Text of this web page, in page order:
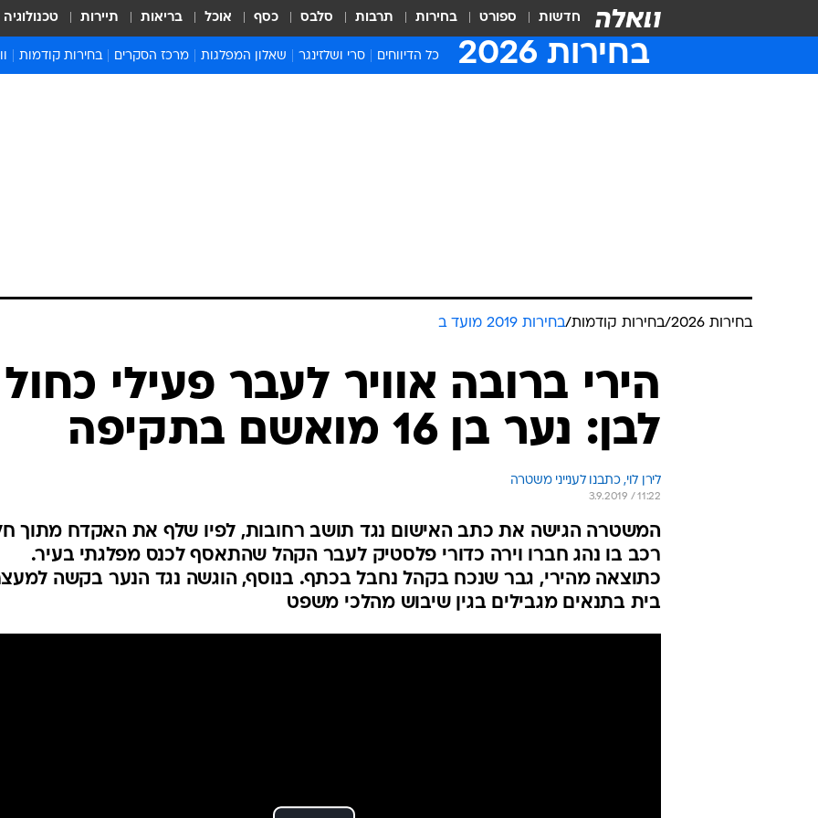
חדשות ספורט בחירות תרבות סלבס כסף אוכל בריאות תיירות טכנולוגיה
בחירות 2026 כל הדיווחים סרי ושלזינגר שאלון המפלגות מרכז הסקרים בחירות קודמות
בחירות 2026 /בחירות קודמות/בחירות 2019 מועד ב
הירי ברובה אוויר לעבר פעילי כחול
לבן: נער בן 16 מואשם בתקיפה
לירן לוי, כתבנו לענייני משטרה
3.9.2019 / 11:22
המשטרה הגישה את כתב האישום נגד תושב רחובות, לפיו שלף את האקדח מתוך
רכב בו נהג חברו וירה כדורי פלסטיק לעבר הקהל שהתאסף לכנס מפלגתי בעיר.
כתוצאה מהירי, גבר שנכח בקהל נחבל בכתף. בנוסף, הוגשה נגד הנער בקשה
בית בתנאים מגבילים בגין שיבוש מהלכי משפט